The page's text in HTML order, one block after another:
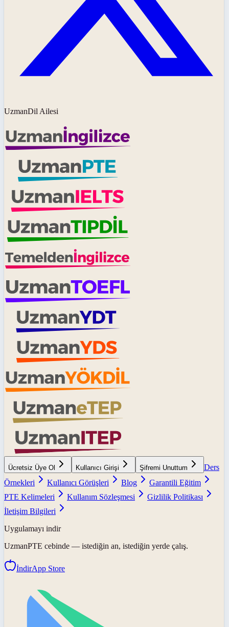
UzmanDil Ailesi
Ücretsiz Üye Ol Kullanıcı Girişi Şifremi Unuttum
Ders
Örnekleri
Kullanıcı Görüşleri Blog
Garantili Eğitim
PTE Kelimeleri
Kullanım Sözleşmesi
Gizlilik Politikası
İletişim Bilgileri
Uygulamayı indir
UzmanPTE cebinde — istediğin an, istediğin yerde çalış.
İndirApp Store